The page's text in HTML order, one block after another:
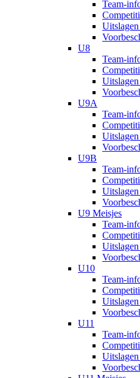
Team-
U8
Team-
U9A
Team-
U9B
Team-
U9 Meisjes
Team-
U10
Team-
U11
Team-